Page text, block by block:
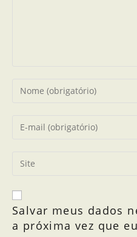
Salvar meus dados
a próxima vez que